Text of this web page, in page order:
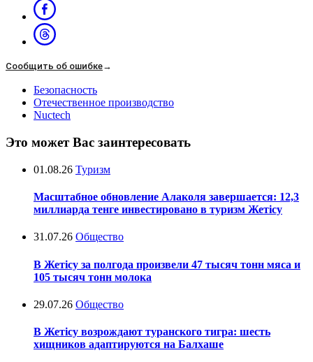
Сообщить об ошибке→
Безопасность
Отечественное производство
Nuctech
Это может Вас заинтересовать
01.08.26 Туризм
Масштабное обновление Алаколя завершается: 12,3
миллиарда тенге инвестировано в туризм Жетісу
31.07.26 Общество
В Жетісу за полгода произвели 47 тысяч тонн мяса и
105 тысяч тонн молока
29.07.26 Общество
В Жетісу возрождают туранского тигра: шесть
хищников адаптируются на Балхаше